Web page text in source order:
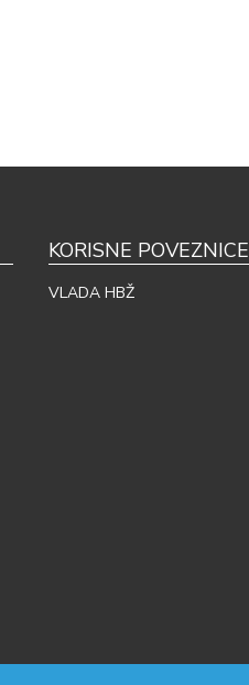
KORISNE POVEZNICE
VLADA HBŽ